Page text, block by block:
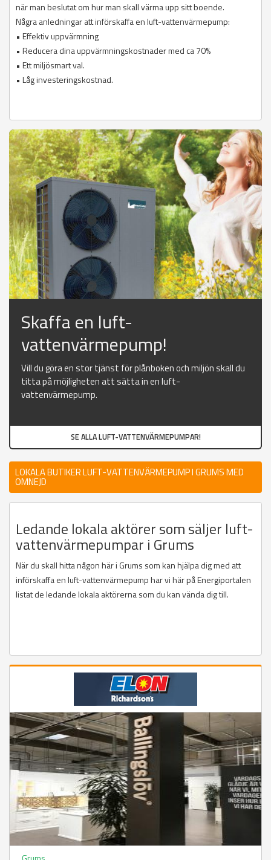
när man beslutat om hur man skall värma upp sitt boende.
Några anledningar att införskaffa en luft-vattenvärmepump:
• Effektiv uppvärmning
• Reducera dina uppvärmningskostnader med ca 70%
• Ett miljösmart val.
• Låg investeringskostnad.
Skaffa en luft-
vattenvärmepump!
Vill du göra en stor tjänst för plånboken och miljön skall du
titta på möjligheten att sätta in en luft-
vattenvärmepump.
SE ALLA LUFT-VATTENVÄRMEPUMPAR!
LOKALA BUTIKER LUFT-VATTENVÄRMEPUMP I GRUMS MED
OMNEJD
Ledande lokala aktörer som säljer luft-
vattenvärmepumpar i Grums
När du skall hitta någon här i Grums som kan hjälpa dig med att
införskaffa en luft-vattenvärmepump har vi här på Energiportalen
listat de ledande lokala aktörerna som du kan vända dig till.